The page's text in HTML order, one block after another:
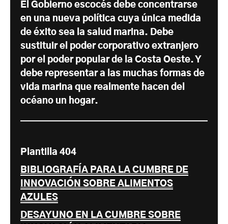
El Gobierno escocés debe concentrarse
en una nueva política cuya única medida
de éxito sea la salud marina. Debe
sustituir el poder corporativo extranjero
por el poder popular de la Costa Oeste. Y
debe representar a las muchas formas de
vida marina que realmente hacen del
océano un hogar.
Plantilla 404
BIBLIOGRAFÍA PARA LA CUMBRE DE
INNOVACIÓN SOBRE ALIMENTOS
AZULES
DESAYUNO EN LA CUMBRE SOBRE